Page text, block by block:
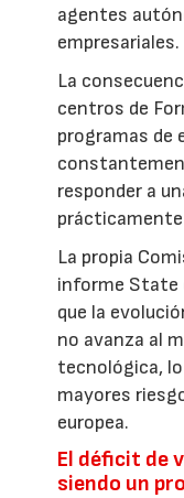
agentes
empresariales.
La
centros de
programas de
responder a
prácticamente
La propia
informe State
que la
no avanza al
tecnológica,
mayores
europea.
El déficit de
siendo un